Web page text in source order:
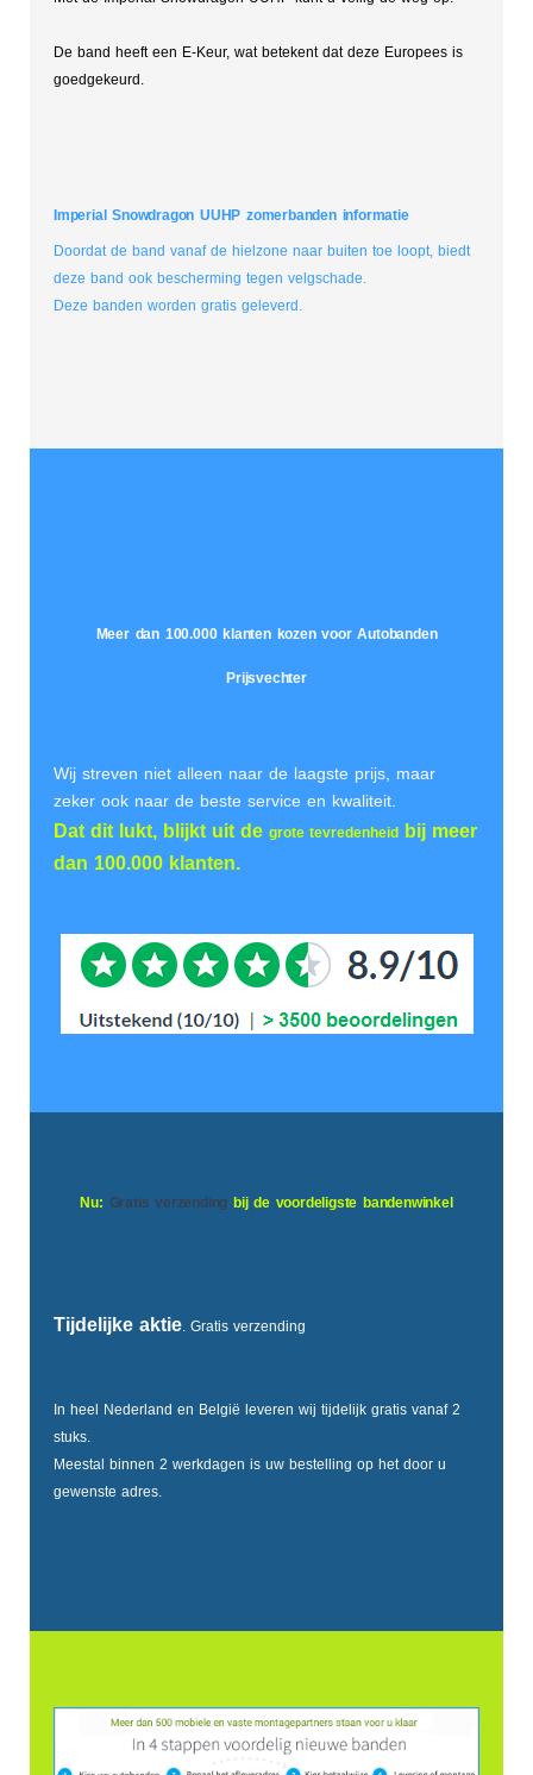
De band heeft een E-Keur, wat betekent dat deze Europees is
goedgekeurd.
Imperial Snowdragon UUHP zomerbanden informatie
Doordat de band vanaf de hielzone naar buiten toe loopt, biedt
deze band ook bescherming tegen velgschade.
Deze banden worden gratis geleverd.
Meer dan 100.000 klanten kozen voor Autobanden
Prijsvechter
Wij streven niet alleen naar de laagste prijs, maar
zeker ook naar de beste service en kwaliteit.
Dat dit lukt, blijkt uit de grote tevredenheid
bij meer
dan 100.000 klanten.
Nu: Gratis verzending bij de voordeligste bandenwinkel
Tijdelijke aktie. Gratis verzending
In heel Nederland en België leveren wij tijdelijk gratis vanaf 2
stuks.
Meestal binnen 2 werkdagen is uw bestelling op het door u
gewenste adres.